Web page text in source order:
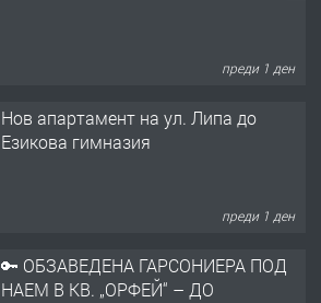
преди 1 ден
Нов апартамент на ул. Липа до
Езикова гимназия
преди 1 ден
🔑 ОБЗАВЕДЕНА ГАРСОНИЕРА ПОД
НАЕМ В КВ. „ОРФЕЙ“ – ДО